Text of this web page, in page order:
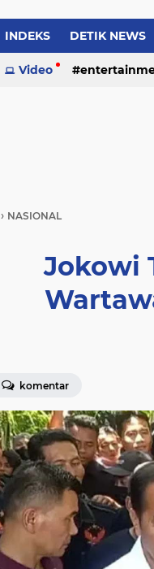
INDEKS DETIK NEWS
Video
› NASIONAL
Jokowi
komentar